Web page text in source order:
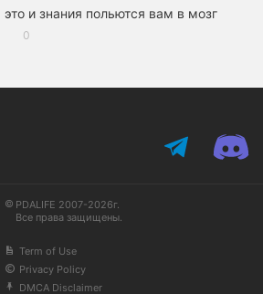
это и знания польются вам в мозг
0
PDALIFE 2007-2026г.
Все права защищены.
Term of Use
Privacy Policy
DMCA Disclaimer